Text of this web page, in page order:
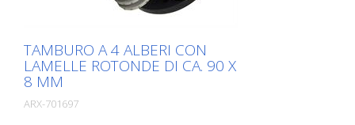
TAMBURO A 4 ALBERI CON
LAMELLE ROTONDE DI CA. 90 X
8 MM
ARX-701697